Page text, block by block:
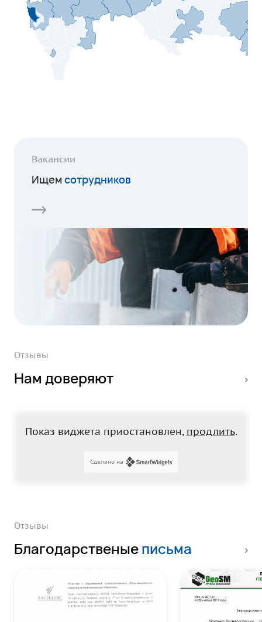
Вакансии
Ищемсотрудников
Отзывы
Нам доверяют
Показ виджета приостановлен, продлить.
Сделано на
Отзывы
Благодарственыеписьма